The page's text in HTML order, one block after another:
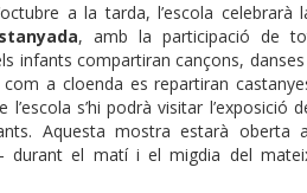
a la tarda, l’escola celebrarà
, amb la participació de
infants compartiran cançons,
a cloenda es repartiran
s’hi podrà visitar l’exposició
Aquesta mostra estarà oberta
el matí i el migdia del